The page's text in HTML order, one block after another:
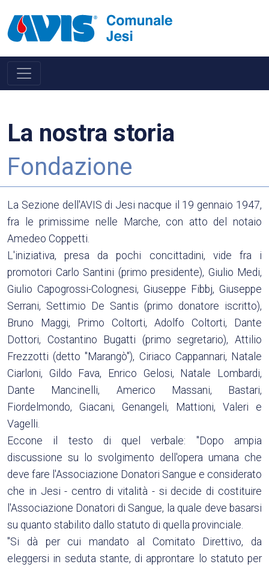
La nostra storia
Fondazione
La Sezione dell'AVIS di Jesi nacque il 19 gennaio 1947,
fra le primissime nelle Marche, con atto del notaio
Amedeo Coppetti.
L'iniziativa, presa da pochi concittadini, vide fra i
promotori Carlo Santini (primo presidente), Giulio Medi,
Giulio Capogrossi-Colognesi, Giuseppe Fibbj, Giuseppe
Serrani, Settimio De Santis (primo donatore iscritto),
Bruno Maggi, Primo Coltorti, Adolfo Coltorti, Dante
Dottori, Costantino Bugatti (primo segretario), Attilio
Frezzotti (detto "Marangò"), Ciriaco Cappannari, Natale
Ciarloni, Gildo Fava, Enrico Gelosi, Natale Lombardi,
Dante Mancinelli, Americo Massani, Bastari,
Fiordelmondo, Giacani, Genangeli, Mattioni, Valeri e
Vagelli.
Eccone il testo di quel verbale: "Dopo ampia
discussione su lo svolgimento dell'opera umana che
deve fare l'Associazione Donatori Sangue e considerato
che in Jesi - centro di vitalità - si decide di costituire
l'Associazione Donatori di Sangue, la quale deve basarsi
su quanto stabilito dallo statuto di quella provinciale.
"Si dà per cui mandato al Comitato Direttivo, da
eleggersi in seduta stante, di approntare lo statuto per